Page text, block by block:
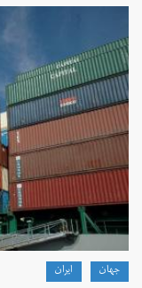
جهان ايران